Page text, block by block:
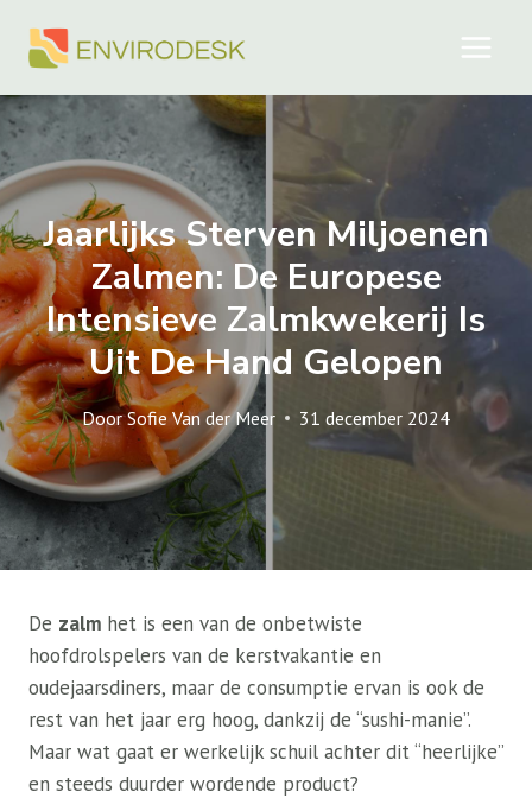
naar
Jaarlijks Sterven Miljoenen
Zalmen: De Europese
Intensieve Zalmkwekerij Is
Uit De Hand Gelopen
DoorSofie Van der Meer 31 december 2024
De zalm het is een van de onbetwiste
hoofdrolspelers van de kerstvakantie en
oudejaarsdiners, maar de consumptie ervan is ook de
rest van het jaar erg hoog, dankzij de “sushi-manie”.
Maar wat gaat er werkelijk schuil achter dit “heerlijke”
en steeds duurder wordende product?